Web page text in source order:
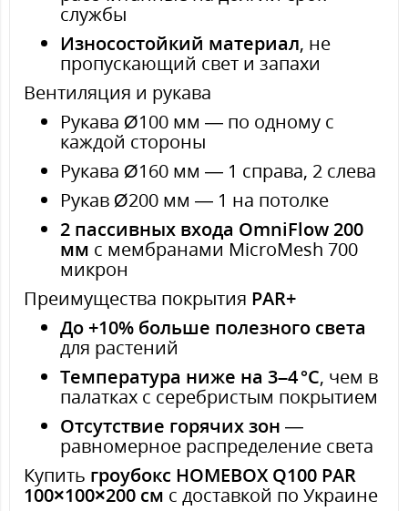
службы
Износостойкий материал, не
пропускающий свет и запахи
Вентиляция и рукава
Рукава Ø100 мм — по одному с
каждой стороны
Рукава Ø160 мм — 1 справа, 2 слева
Рукав Ø200 мм — 1 на потолке
2 пассивных входа OmniFlow 200
мм с мембранами MicroMesh 700
микрон
Преимущества покрытия PAR+
До +10% больше полезного света
для растений
Температура ниже на 3–4 °C, чем в
палатках с серебристым покрытием
Отсутствие горячих зон —
равномерное распределение света
Купить гроубокс HOMEBOX Q100 PAR
100×100×200 см с доставкой по Украине